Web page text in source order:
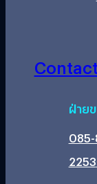
Contact
ฝ่าย
2253